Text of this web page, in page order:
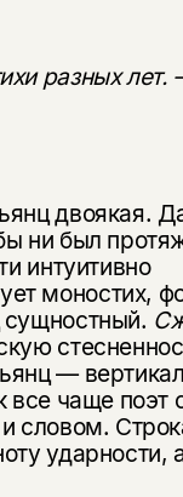
разных
двоякая.
ни был
интуитивно
мо­ностих,
—
все чаще поэт
словом.
ударности,